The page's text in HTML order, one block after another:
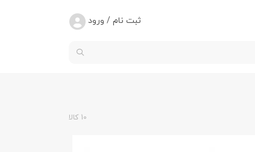
ثبت نام / ورود
10 کالا